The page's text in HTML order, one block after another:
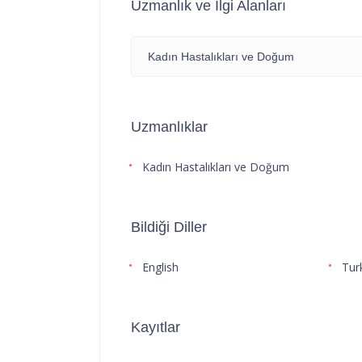
Uzmanlık ve İlgi Alanları
Kadın Hastalıkları ve Doğum
Uzmanlıklar
Kadın Hastalıkları ve Doğum
Bildiği Diller
English
Kayıtlar